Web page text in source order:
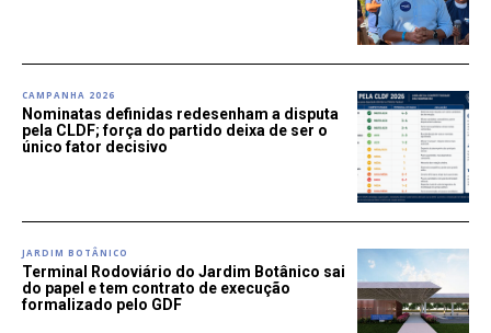
CAMPANHA 2026
Nominatas definidas redesenham a disputa
pela CLDF; força do partido deixa de ser o
único fator decisivo
JARDIM BOTÂNICO
Terminal Rodoviário do Jardim Botânico sai
do papel e tem contrato de execução
formalizado pelo GDF